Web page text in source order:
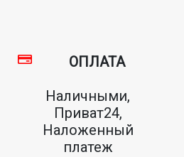
ОПЛАТА
Наличными,
Приват24,
Наложенный
платеж